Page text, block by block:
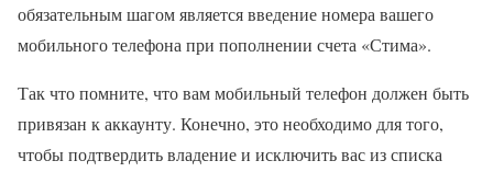
обязательным шагом является введение номера вашего
мобильного телефона при пополнении счета «Стима».
Так что помните, что вам мобильный телефон должен быть
привязан к аккаунту. Конечно, это необходимо для того,
чтобы подтвердить владение и исключить вас из списка